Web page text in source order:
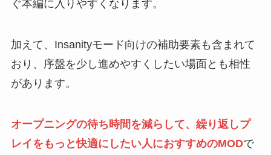
ぐ本編に入りやすくなります。
加えて、Insanityモード向けの補助要素も含まれて
おり、序盤を少し進めやすくしたい場面とも相性
があります。
オープニングの待ち時間を減らして、繰り返しプ
レイをもっと快適にしたい人におすすめのMODで